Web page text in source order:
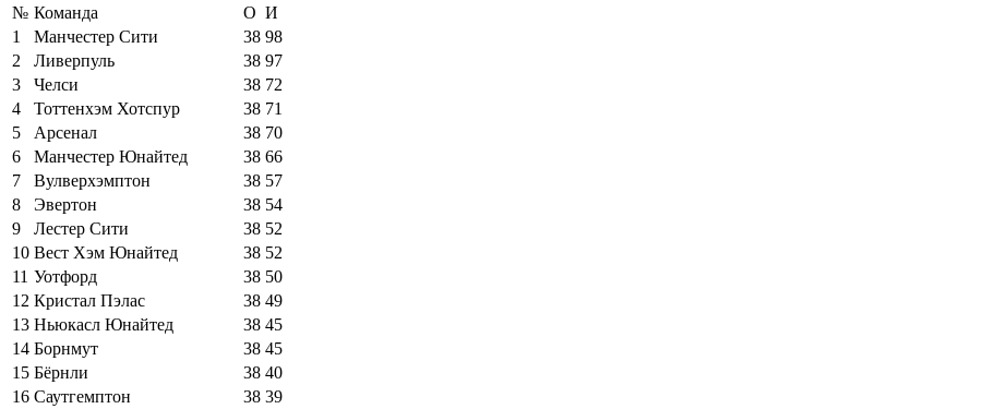
№ Команда О И
1
Манчестер Сити 38 98
2
Ливерпуль 38 97
3
Челси 38 72
4
Тоттенхэм Хотспур 38 71
5
Арсенал 38 70
6
Манчестер Юнайтед 38 66
7
Вулверхэмптон 38 57
8
Эвертон 38 54
9
Лестер Сити 38 52
10 Вест Хэм Юнайтед 38 52
11 Уотфорд 38 50
12 Кристал Пэлас 38 49
13 Ньюкасл Юнайтед 38 45
14 Борнмут 38 45
15 Бёрнли 38 40
16 Саутгемптон 38 39